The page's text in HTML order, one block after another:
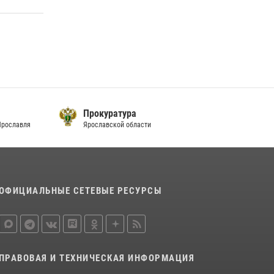
Прокуратура
Ярославской области
СЕТЕВЫЕ РЕСУРСЫ
ПРАВОВАЯ И ТЕХНИЧЕСКАЯ ИНФОРМАЦИЯ